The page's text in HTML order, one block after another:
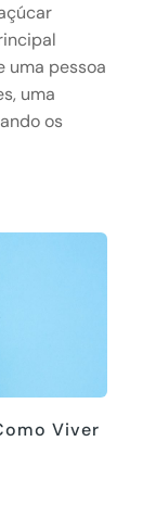
uma pessoa
uma
os
Viver